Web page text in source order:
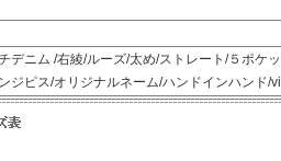
デニム /右綾/ルーズ/太め/ストレート/５ポケ
ジピス/オリジナルネーム/ハンドインハンド/